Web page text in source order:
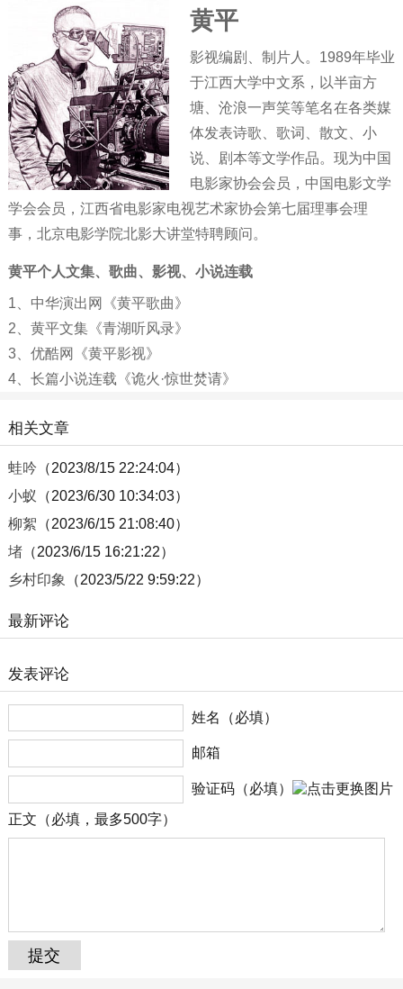
黄平
影视编剧、制片人。1989年毕业
于江西大学中文系，以半亩方
塘、沧浪一声笑等笔名在各类媒
体发表诗歌、歌词、散文、小
说、剧本等文学作品。现为中国
电影家协会会员，中国电影文学
学会会员，江西省电影家电视艺术家协会第七届理事会理
事，北京电影学院北影大讲堂特聘顾问。
黄平个人文集、歌曲、影视、小说连载
1、 中华演出网《黄平歌曲》
2、 黄平文集《青湖听风录》
3、 优酷网《黄平影视》
4、 长篇小说连载《诡火·惊世焚请》
相关文章
蛙吟（2023/8/15 22:24:04）
小蚁
（2023/6/30 10:34:03）
柳絮 （2023/6/15 21:08:40）
堵（2023/6/15 16:21:22）
乡村印象
（2023/5/22 9:59:22）
最新评论
发表评论
姓名（必填）
邮箱
验证码（必填）
正文（必填，最多500字）